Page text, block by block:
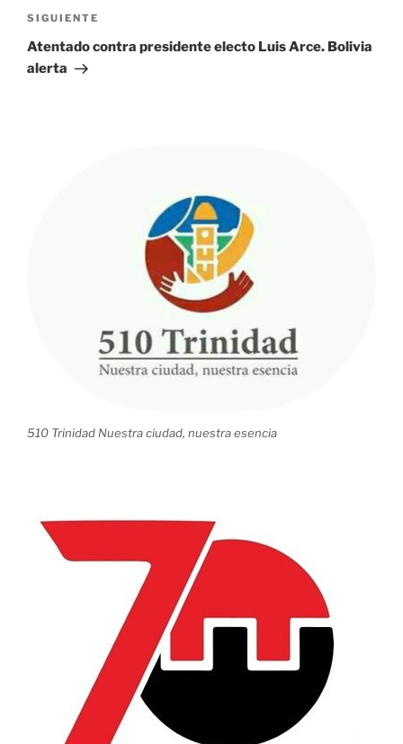
Siguiente
entrada
SIGUIENTE
Atentado contra presidente electo Luis Arce. Bolivia
alerta
510 Trinidad Nuestra ciudad, nuestra esencia